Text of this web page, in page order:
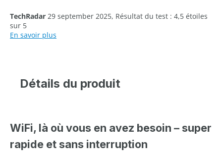
TechRadar 29 september 2025, Résultat du test : 4,5 étoiles
sur 5
En savoir plus
Détails du produit
WiFi, là où vous en avez besoin – super
rapide et sans interruption